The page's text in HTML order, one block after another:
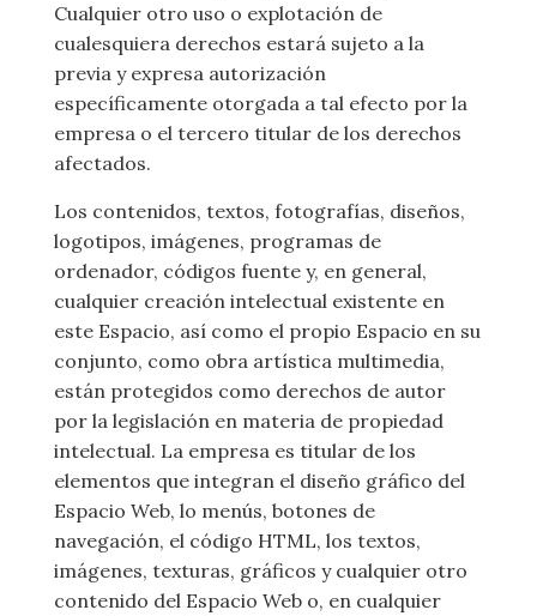
Cualquier otro uso o explotación de
cualesquiera derechos estará sujeto a la
previa y expresa autorización
específicamente otorgada a tal efecto por la
empresa o el tercero titular de los derechos
afectados.
Los contenidos, textos, fotografías, diseños,
logotipos, imágenes, programas de
ordenador, códigos fuente y, en general,
cualquier creación intelectual existente en
este Espacio, así como el propio Espacio en su
conjunto, como obra artística multimedia,
están protegidos como derechos de autor
por la legislación en materia de propiedad
intelectual. La empresa es titular de los
elementos que integran el diseño gráfico del
Espacio Web, lo menús, botones de
navegación, el código HTML, los textos,
imágenes, texturas, gráficos y cualquier otro
contenido del Espacio Web o, en cualquier